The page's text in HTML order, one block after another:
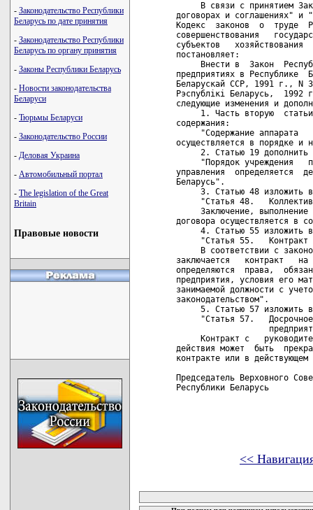
- Законодательство Республики
Беларусь по дате принятия
- Законодательство Республики
Беларусь по органу принятия
- Законы Республики Беларусь
- Новости законодательства
Беларуси
- Тюрьмы Беларуси
- Законодательство России
- Деловая Украина
- Автомобильный портал
- The legislation of the Great
Britain
Правовые новости
В связи с принятием
договорах и соглашениях"
Кодекс  законов  о  труде
совершенствования
субъектов
постановляет:
Внести в  Закон
предприятиях в Республике
Беларускай ССР, 1991 г., N
Рэспублiкi Беларусь,
следующие изменения и
1. Часть вторую
содержания:
"Содержание аппарата
осуществляется в порядке и
2. Статью 19 дополнить
"Порядок учреждения
управления  определяется
Беларусь".
3. Статью 48 изложить
"Статья 48.
Заключение, выполнение
договора осуществляется в
4. Статью 55 изложить
"Статья 55.   Контракт
В соответствии с
заключается   контракт
определяются  права,
предприятия, условия его
занимаемой должности с
законодательством".
5. Статью 57 изложить
"Статья 57.
Контракт с
действия может  быть
контракте или в действующем
Председатель Верховного
Республики Беларусь
<<